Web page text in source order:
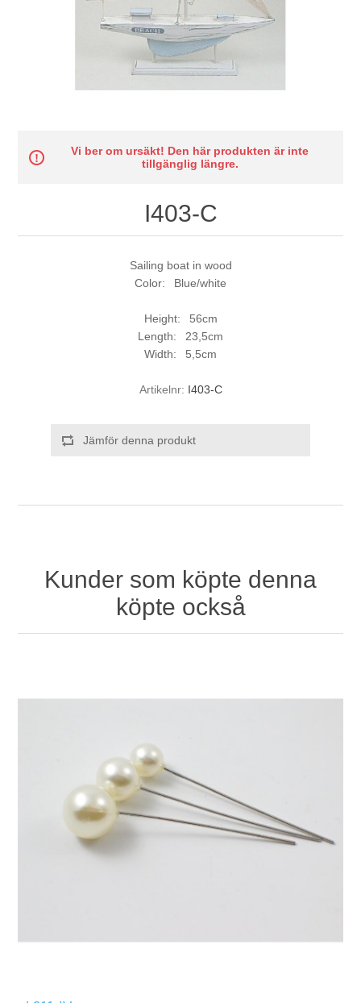
Vi ber om ursäkt! Den här produkten är inte
tillgänglig längre.
I403-C
Sailing boat in wood
Color: Blue/white
Height: 56cm
Length: 23,5cm
Width: 5,5cm
Artikelnr: I403-C
Jämför denna produkt
Kunder som köpte denna
köpte också